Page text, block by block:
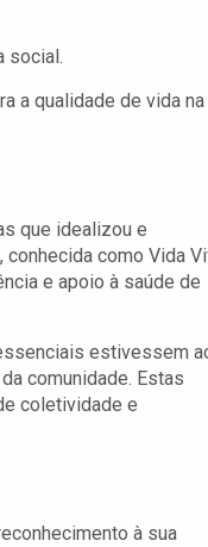
social.
a qualidade de vida na
que idealizou e
como Vida
e apoio à saúde de
estivessem
comunidade. Estas
coletividade e
à sua